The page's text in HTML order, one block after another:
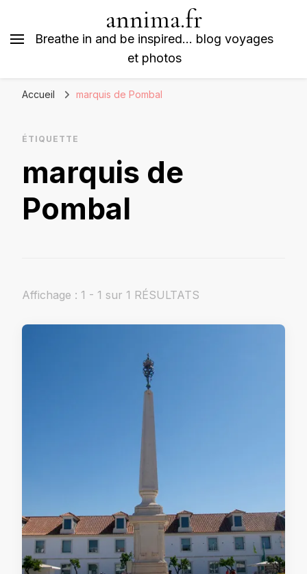
annima.fr
Breathe in and be inspired… blog voyages
et photos
Accueil marquis de Pombal
ÉTIQUETTE
marquis de
Pombal
Affichage : 1 - 1 sur 1 RÉSULTATS